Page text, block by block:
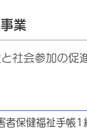
業
社会参加の促
保健福祉手帳1